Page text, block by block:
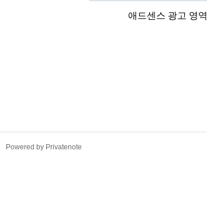
애드센스 광고 영역
Powered by Privatenote
TistoryWhaleSkin3.4